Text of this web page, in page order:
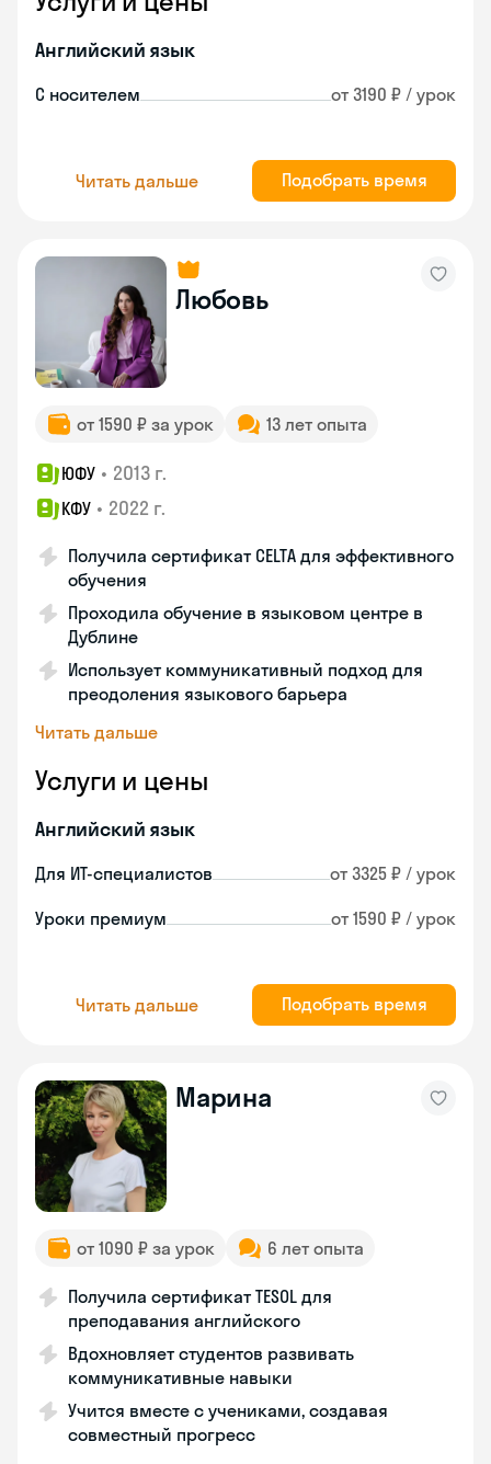
Английский язык
С носителем от 3190 ₽ / урок
Читать дальше Подобрать время
Любовь
от 1590 ₽ за урок 13 лет опыта
ЮФУ • 2013 г.
КФУ • 2022 г.
Получила сертификат CELTA для эффективного
обучения
Проходила обучение в языковом центре в
Дублине
Использует коммуникативный подход для
преодоления языкового барьера
Читать дальше
Услуги и цены
Английский язык
Для ИТ-специалистов от 3325 ₽ / урок
Уроки премиум от 1590 ₽ / урок
Читать дальше Подобрать время
Марина
от 1090 ₽ за урок 6 лет опыта
Получила сертификат TESOL для
преподавания английского
Вдохновляет студентов развивать
коммуникативные навыки
Учится вместе с учениками, создавая
совместный прогресс